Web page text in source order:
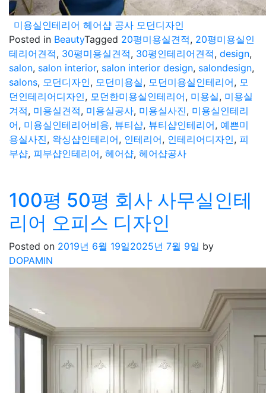
미용실인테리어 헤어샵 공사 모던디자인
Posted in BeautyTagged 20평미용실견적, 20평미용실인
테리어견적, 30평미용실견적, 30평인테리어견적, design,
salon, salon interior, salon interior design, salondesign,
salons, 모던디자인, 모던미용실, 모던미용실인테리어, 모
던인테리어디자인, 모던한미용실인테리어, 미용실, 미용실
겨적, 미용실견적, 미용실공사, 미용실사진, 미용실인테리
어, 미용실인테리어비용, 뷰티샵, 뷰티샵인테리어, 예쁜미
용실사진, 왁싱샵인테리어, 인테리어, 인테리어디자인, 피
부샵, 피부샵인테리어, 헤어샵, 헤어샵공사
100평 50평 회사 사무실인테
리어 오피스 디자인
Posted on 2019년 6월 19일2025년 7월 9일 by
DOPAMIN